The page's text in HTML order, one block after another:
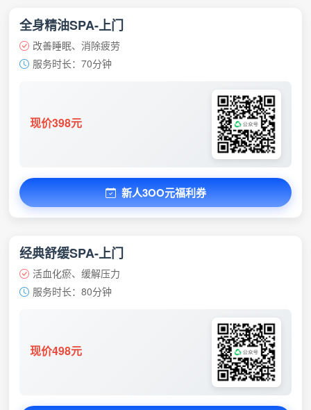
全身精油SPA-上门
改善睡眠、消除疲劳
服务时长：70分钟
现价398元
新人3OO元福利券
经典舒缓SPA-上门
活血化瘀、缓解压力
服务时长：80分钟
现价498元